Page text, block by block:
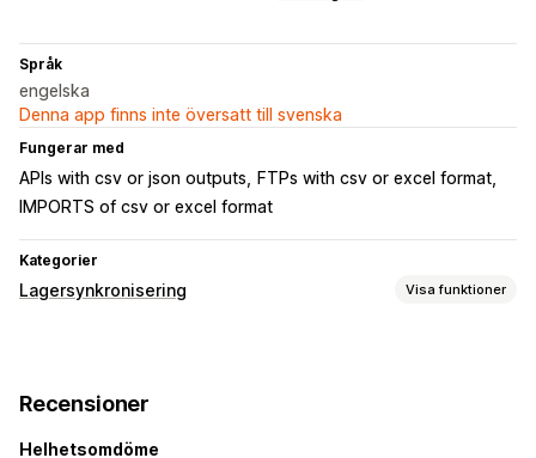
Språk
engelska
Denna app finns inte översatt till svenska
Fungerar med
APIs with csv or json outputs
FTPs with csv or excel format
IMPORTS of csv or excel format
Kategorier
Lagersynkronisering Visa funktioner
Anpassad
Aviseringar och rapporter
Recensioner
Helhetsomdöme